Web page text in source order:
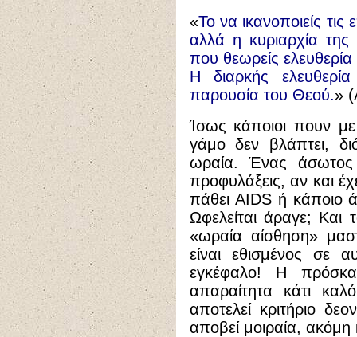
«Το να ικανοποιείς τις
αλλά η κυριαρχία
που θεωρείς
Η διαρκής
παρουσία του Θεού.»
Ίσως κάποιοι πουν
γάμο δεν βλάπτει,
ωραία. Ένας άσωτος
προφυλάξεις, αν και
πάθειAIDS ή κάποιο
Ωφελείται άραγε; Και
«ωραία αίσθηση»
είναι εθισμένος σε
εγκέφαλο! Η
απαραίτητα κάτι
αποτελεί κριτήριο
αποβεί μοιραία, ακόμη